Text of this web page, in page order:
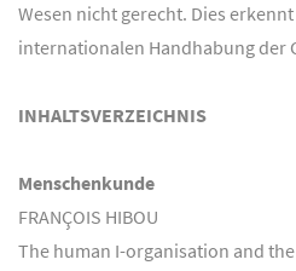
Wesen nicht gerecht. Dies
internationalen Handhabung der
INHALTSVERZEICHNIS
Menschenkunde
FRANÇOIS HIBOU
The human I-organisation and